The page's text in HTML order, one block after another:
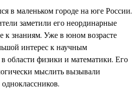
в маленьком городе на юге России.
заметили его неординарные
к знаниям. Уже в юном возрасте
интерес к научным
области физики и математики. Его
мыслить вызывали